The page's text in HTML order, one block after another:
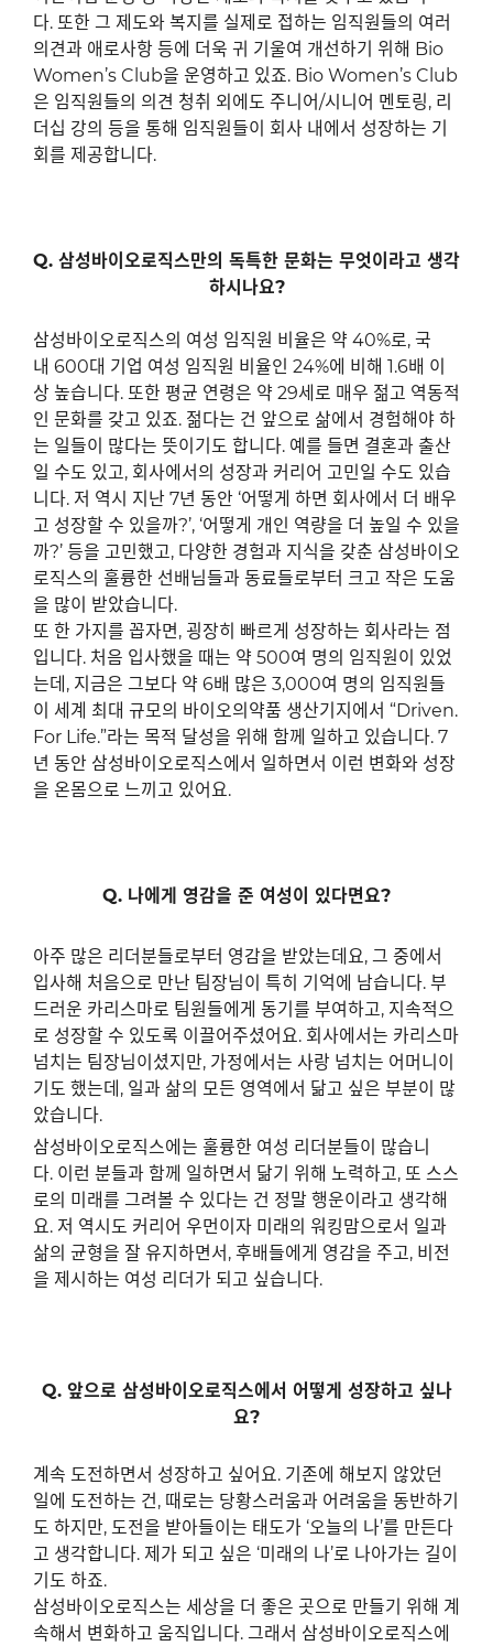
다. 또한 그 제도와 복지를 실제로 접하는 임직원들의 여러
의견과 애로사항 등에 더욱 귀 기울여 개선하기 위해 Bio
Women’s Club을 운영하고 있죠. Bio Women’s Club
은 임직원들의 의견 청취 외에도 주니어/시니어 멘토링, 리
더십 강의 등을 통해 임직원들이 회사 내에서 성장하는 기
회를 제공합니다.
Q. 삼성바이오로직스만의 독특한 문화는 무엇이라고 생각
하시나요?
삼성바이오로직스의 여성 임직원 비율은 약 40%로, 국
내 600대 기업 여성 임직원 비율인 24%에 비해 1.6배 이
상 높습니다. 또한 평균 연령은 약 29세로 매우 젊고 역동적
인 문화를 갖고 있죠. 젊다는 건 앞으로 삶에서 경험해야 하
는 일들이 많다는 뜻이기도 합니다. 예를 들면 결혼과 출산
일 수도 있고, 회사에서의 성장과 커리어 고민일 수도 있습
니다. 저 역시 지난 7년 동안 ‘어떻게 하면 회사에서 더 배우
고 성장할 수 있을까?’, ‘어떻게 개인 역량을 더 높일 수 있을
까?’ 등을 고민했고, 다양한 경험과 지식을 갖춘 삼성바이오
로직스의 훌륭한 선배님들과 동료들로부터 크고 작은 도움
을 많이 받았습니다.
또 한 가지를 꼽자면, 굉장히 빠르게 성장하는 회사라는 점
입니다. 처음 입사했을 때는 약 500여 명의 임직원이 있었
는데 , 지금은 그보다 약 6배 많은 3,000여 명의 임직원들
이 세계 최대 규모의 바이오의약품 생산기지에서 “Driven.
For Life.”라는 목적 달성을 위해 함께 일하고 있습니다. 7
년 동안 삼성바이오로직스에서 일하면서 이런 변화와 성장
을 온몸으로 느끼고 있어요.
Q. 나에게 영감을 준 여성이 있다면요?
아주 많은 리더분들로부터 영감을 받았는데요, 그 중에서
입사해 처음으로 만난 팀장님이 특히 기억에 남습니다. 부
드러운 카리스마로 팀원들에게 동기를 부여하고, 지속적으
로 성장할 수 있도록 이끌어주셨어요. 회사에서는 카리스마
넘치는 팀장님이셨지만, 가정에서는 사랑 넘치는 어머니이
기도 했는데 , 일과 삶의 모든 영역에서 닮고 싶은 부분이 많
았습니다.
삼성바이오로직스에는 훌륭한 여성 리더분들이 많습니
다. 이런 분들과 함께 일하면서 닮기 위해 노력하고, 또 스스
로의 미래를 그려볼 수 있다는 건 정말 행운이라고 생각해
요. 저 역시도 커리어 우먼이자 미래의 워킹맘으로서 일과
삶의 균형을 잘 유지하면서 , 후배들에게 영감을 주고, 비전
을 제시하는 여성 리더가 되고 싶습니다.
Q. 앞으로 삼성바이오로직스에서 어떻게 성장하고 싶나
요?
계속 도전하면서 성장하고 싶어요. 기존에 해보지 않았던
일에 도전하는 건, 때로는 당황스러움과 어려움을 동반하기
도 하지만, 도전을 받아들이는 태도가 ‘오늘의 나’를 만든다
고 생각합니다. 제가 되고 싶은 ‘미래의 나’로 나아가는 길이
기도 하죠.
삼성바이오로직스는 세상을 더 좋은 곳으로 만들기 위해 계
속해서 변화하고 움직입니다. 그래서 삼성바이오로직스에